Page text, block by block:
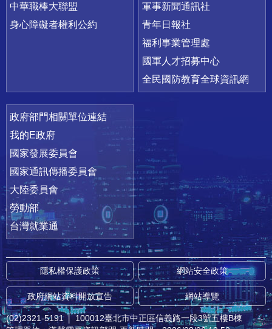
中華職棒大聯盟
身心障礙者權利公約
軍事新聞通訊社
青年日報社
福利事業管理處
國軍人才招募中心
全民國防教育全球資訊網
政府部門相關單位連結
我的E政府
國家發展委員會
國家通訊傳播委員會
大陸委員會
勞動部
台灣就業通
隱私權保護政策 網站安全政策
政府網站資料開放宣告 網站導覽
(02)2321-5191 │ 100012臺北市中正區信義路一段3號五樓B棟